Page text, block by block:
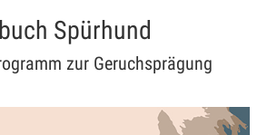
Spürhund
zur Geruchsprägung